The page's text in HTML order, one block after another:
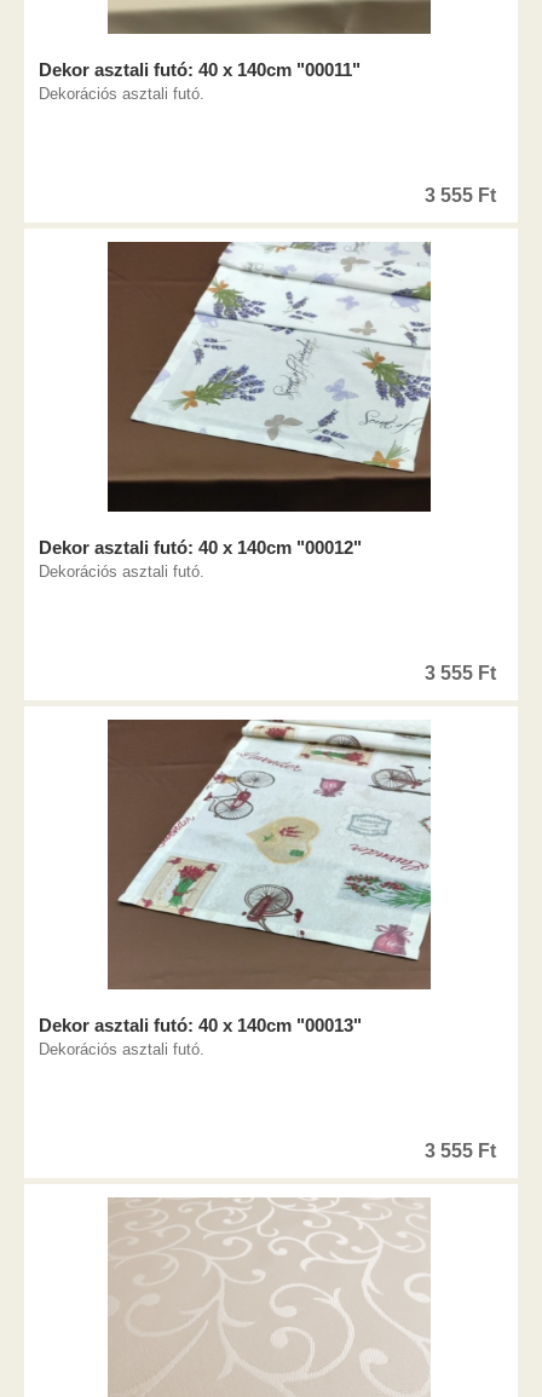
Dekor asztali futó: 40 x 140cm "00011"
Dekorációs asztali futó.
3 555 Ft
Dekor asztali futó: 40 x 140cm "00012"
Dekorációs asztali futó.
3 555 Ft
Dekor asztali futó: 40 x 140cm "00013"
Dekorációs asztali futó.
3 555 Ft